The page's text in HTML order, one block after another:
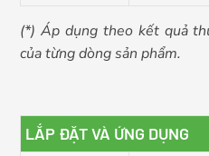
(*) Áp dụng theo kết quả
của từng dòng sản phẩm.
LẮP ĐẶT VÀ ỨNG DỤNG